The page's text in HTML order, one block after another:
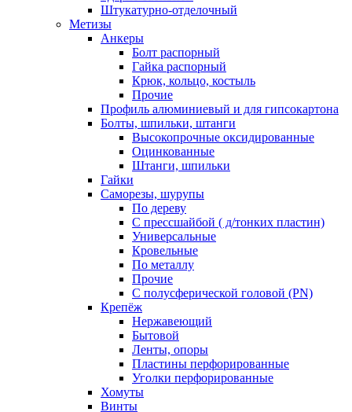
Штукатурно-отделочный
Метизы
Анкеры
Болт распорный
Гайка распорный
Крюк, кольцо, костыль
Прочие
Профиль алюминиевый и для гипсокартона
Болты, шпильки, штанги
Высокопрочные оксидированные
Оцинкованные
Штанги, шпильки
Гайки
Саморезы, шурупы
По дереву
С прессшайбой ( д/тонких пластин)
Универсальные
Кровельные
По металлу
Прочие
С полусферической головой (PN)
Крепёж
Нержавеющий
Бытовой
Ленты, опоры
Пластины перфорированные
Уголки перфорированные
Хомуты
Винты